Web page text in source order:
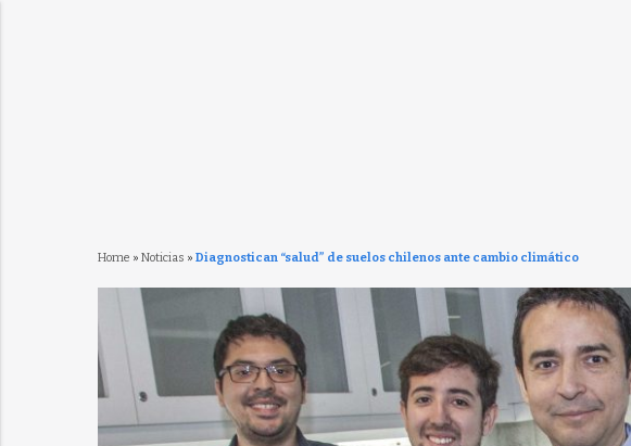
Home » Noticias » Diagnostican “salud” de suelos chilenos ante cambio climático